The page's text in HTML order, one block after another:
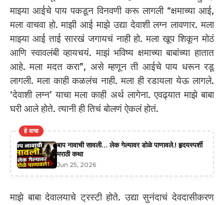
माझ्या आईचे पाय पकडून विनवणी करू लागली “क्षमाच्या आई,
मला वाचवा हो. माझी आई माझे उद्या देवाशी लग्न लावणार. मला
माझ्या आई ताई सारखं जगायचं नाही हो. मला खूप शिकून मोठं
आणि स्वावलंबी व्हायचयं. माझं भविष्य क्षमाच्या बाबांच्या हातात
आहे. मला मदत करा”, असे म्हणून ती आईचे पाय धरून रडू
लागली. मला काही कळलंच नाही. मला ही रडायला येऊ लागले.
‘देवाशी लग्न’ याचा मला काही अर्थ लागेना. एवढ्यात माझे बाबा
घरी आले होते. त्यानी ही तिचं बोलणं ऐकलं होतं.
हे वाचा
बाप नावाची सावली… लेक गेल्यावर डोळे पाणावले.! हृदयस्पर्शी
मराठी कथा
Jun 25, 2026
माझे बाबा देवालयाचे ट्रस्टी होते. उद्या सुनंदाचं देवदासीकरण